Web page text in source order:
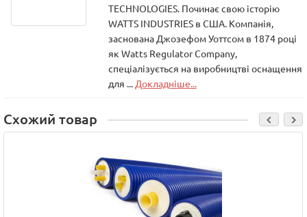
TECHNOLOGIES. Починає свою історію
WATTS INDUSTRIES в США. Компанія,
заснована Джозефом Уоттсом в 1874 році
як Watts Regulator Company,
спеціалізується на виробництві оснащення
для ... Докладніше...
Схожий товар